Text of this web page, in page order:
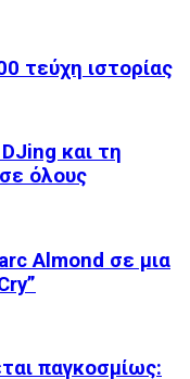
τεύχη ιστορίας
και τη
όλους
Almond σε μια
παγκοσμίως: